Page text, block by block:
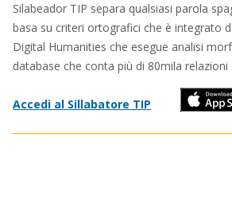
Silabeador TIP separa qualsiasi parola
basa su criteri ortografici che è integrato
Digital Humanities che esegue analisi
database che conta più di 80mila relazioni
Accedi al Sillabatore TIP